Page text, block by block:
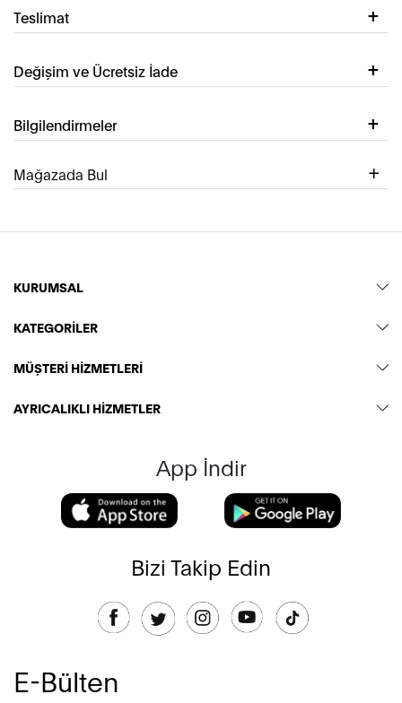
Teslimat
Değişim ve Ücretsiz İade
Bilgilendirmeler
Mağazada Bul
KURUMSAL
KATEGORİLER
MÜŞTERİ HİZMETLERİ
AYRICALIKLI HİZMETLER
App İndir
Bizi Takip Edin
E-Bülten